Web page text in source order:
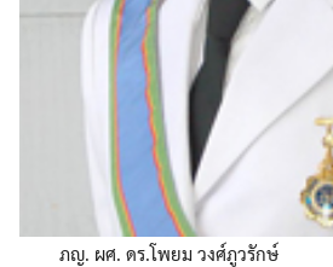
ภญ. ผศ. ดร.โพยม วงศ์ภูวรักษ์